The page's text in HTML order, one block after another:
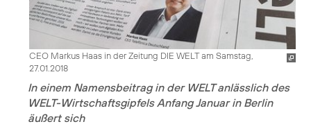
CEO Markus Haas in der Zeitung DIE WELT am Samstag,
27.01.2018
In einem Namensbeitrag in der WELT anlässlich des
WELT-Wirtschaftsgipfels Anfang Januar in Berlin
äußert sich